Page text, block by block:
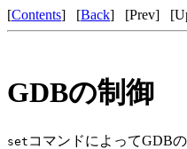
[Contents] [Back] [Prev] [
GDBの制御
set コマンドによってGDB